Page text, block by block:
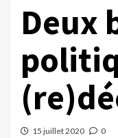
Deux
15 juillet 2020 0